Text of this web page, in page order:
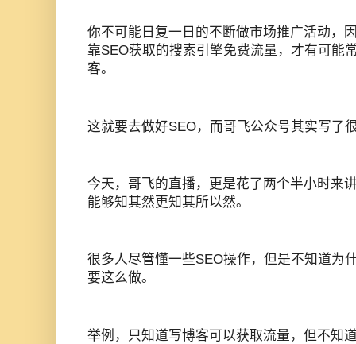
你不可能日复一日的不断做市场推广活动，
靠SEO获取的搜索引擎免费流量，才有可能
客。
这就要去做好SEO，而哥飞公众号其实写了
今天，哥飞的直播，更是花了两个半小时来
能够知其然更知其所以然。
很多人尽管懂一些SEO操作，但是不知道为
要这么做。
举例，只知道写博客可以获取流量，但不知